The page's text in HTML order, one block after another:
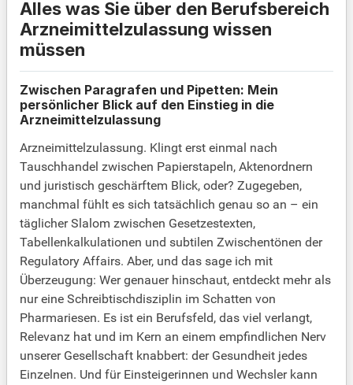
Alles was Sie über den Berufsbereich
Arzneimittelzulassung wissen
müssen
Zwischen Paragrafen und Pipetten: Mein
persönlicher Blick auf den Einstieg in die
Arzneimittelzulassung
Arzneimittelzulassung. Klingt erst einmal nach
Tauschhandel zwischen Papierstapeln, Aktenordnern
und juristisch geschärftem Blick, oder? Zugegeben,
manchmal fühlt es sich tatsächlich genau so an – ein
täglicher Slalom zwischen Gesetzestexten,
Tabellenkalkulationen und subtilen Zwischentönen der
Regulatory Affairs. Aber, und das sage ich mit
Überzeugung: Wer genauer hinschaut, entdeckt mehr als
nur eine Schreibtischdisziplin im Schatten von
Pharmariesen. Es ist ein Berufsfeld, das viel verlangt,
Relevanz hat und im Kern an einem empfindlichen Nerv
unserer Gesellschaft knabbert: der Gesundheit jedes
Einzelnen. Und für Einsteigerinnen und Wechsler kann